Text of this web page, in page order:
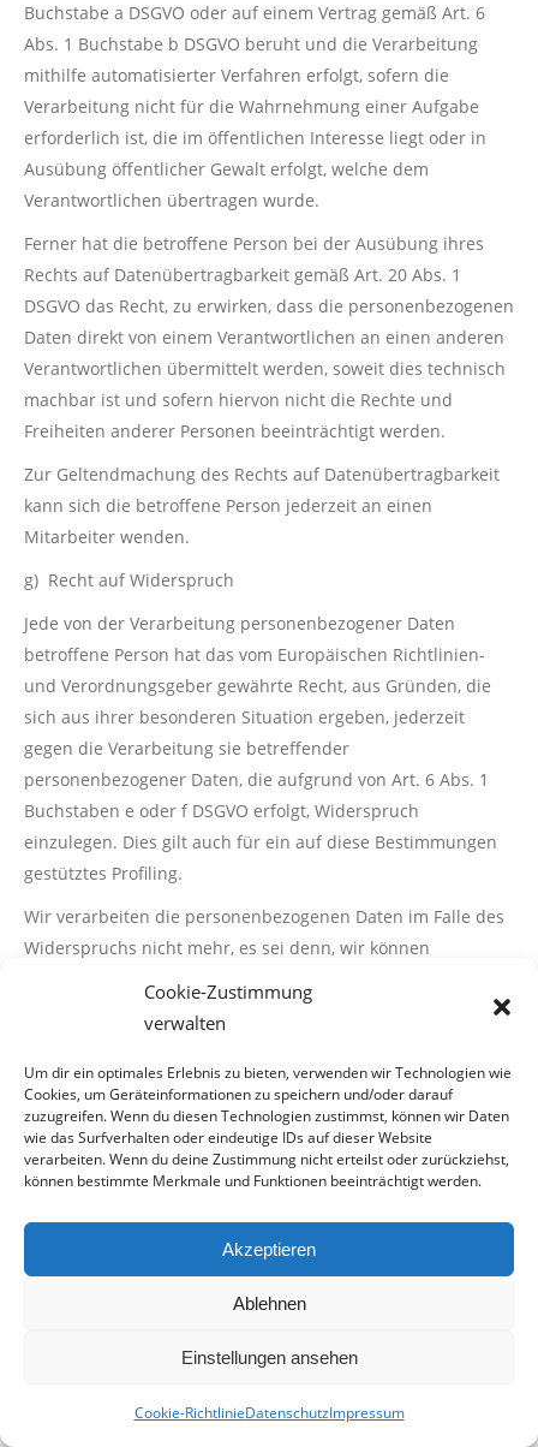
Cookie-Zustimmung
verwalten
Um dir ein optimales Erlebnis zu bieten, verwenden wir Technologien wie
Cookies, um Geräteinformationen zu speichern und/oder darauf
zuzugreifen. Wenn du diesen Technologien zustimmst, können wir Daten
wie das Surfverhalten oder eindeutige IDs auf dieser Website
verarbeiten. Wenn du deine Zustimmung nicht erteilst oder zurückziehst,
können bestimmte Merkmale und Funktionen beeinträchtigt werden.
Akzeptieren
Ablehnen
Einstellungen ansehen
Cookie-RichtlinieDatenschutzImpressum
Buchstabe a DSGVO oder auf einem Vertrag gemäß Art. 6
Abs. 1 Buchstabe b DSGVO beruht und die Verarbeitung
mithilfe automatisierter Verfahren erfolgt, sofern die
Verarbeitung nicht für die Wahrnehmung einer Aufgabe
erforderlich ist, die im öffentlichen Interesse liegt oder in
Ausübung öffentlicher Gewalt erfolgt, welche dem
Verantwortlichen übertragen wurde.
Ferner hat die betroffene Person bei der Ausübung ihres
Rechts auf Datenübertragbarkeit gemäß Art. 20 Abs. 1
DSGVO das Recht, zu erwirken, dass die personenbezogenen
Daten direkt von einem Verantwortlichen an einen anderen
Verantwortlichen übermittelt werden, soweit dies technisch
machbar ist und sofern hiervon nicht die Rechte und
Freiheiten anderer Personen beeinträchtigt werden.
Zur Geltendmachung des Rechts auf Datenübertragbarkeit
kann sich die betroffene Person jederzeit an einen
Mitarbeiter wenden.
g) Recht auf Widerspruch
Jede von der Verarbeitung personenbezogener Daten
betroffene Person hat das vom Europäischen Richtlinien-
und Verordnungsgeber gewährte Recht, aus Gründen, die
sich aus ihrer besonderen Situation ergeben, jederzeit
gegen die Verarbeitung sie betreffender
personenbezogener Daten, die aufgrund von Art. 6 Abs. 1
Buchstaben e oder f DSGVO erfolgt, Widerspruch
einzulegen. Dies gilt auch für ein auf diese Bestimmungen
gestütztes Profiling.
Wir verarbeiten die personenbezogenen Daten im Falle des
Widerspruchs nicht mehr, es sei denn, wir können
zwingende schutzwürdige Gründe für die Verarbeitung
nachweisen, die den Interessen, Rechten und Freiheiten der
der Geltendmachung, Ausübung oder Verteidigung von
Rechtsansprüchen.
Werden Daten zur Direktwerbung verarbeitet, kann der
Betroffene jederzeit Widerspruch einlegen, der dann von
h) Automatisierte Entscheidungen im Einzelfall
einschließlich Profiling
betroffene Person hat das vom Europäischen Richtlinien-
ausschließlich auf einer automatisierten Verarbeitung —